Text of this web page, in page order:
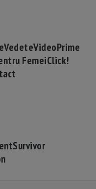
VedeteVideoPrime
FemeiClick!
Survivor